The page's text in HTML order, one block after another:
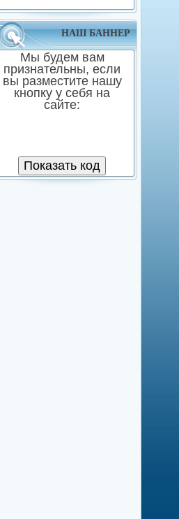
НАШ БАННЕР
Мы будем вам
признательны, если
вы разместите нашу
кнопку у себя на
сайте: